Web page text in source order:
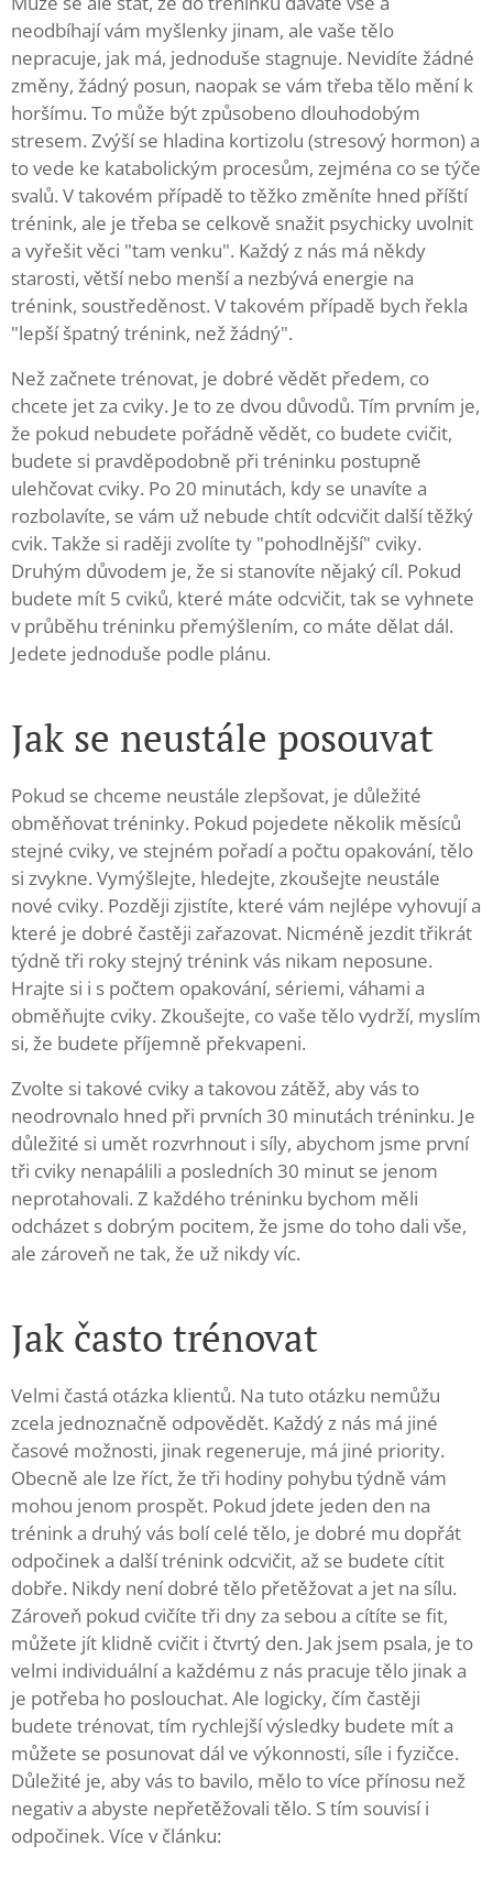
neodbíhají vám myšlenky jinam, ale vaše tělo
nepracuje, jak má, jednoduše stagnuje. Nevidíte žádné
změny, žádný posun, naopak se vám třeba tělo mění k
horšímu. To může být způsobeno dlouhodobým
stresem. Zvýší se hladina kortizolu (stresový hormon) a
to vede ke katabolickým procesům, zejména co se týče
svalů. V takovém případě to těžko změníte hned příští
trénink, ale je třeba se celkově snažit psychicky uvolnit
a vyřešit věci "tam venku". Každý z nás má někdy
starosti, větší nebo menší a nezbývá energie na
trénink, soustředěnost. V takovém případě bych řekla
"lepší špatný trénink, než žádný".
Než začnete trénovat, je dobré vědět předem, co
chcete jet za cviky. Je to ze dvou důvodů. Tím prvním je,
že pokud nebudete pořádně vědět, co budete cvičit,
budete si pravděpodobně při tréninku postupně
ulehčovat cviky. Po 20 minutách, kdy se unavíte a
rozbolavíte, se vám už nebude chtít odcvičit další těžký
cvik. Takže si raději zvolíte ty "pohodlnější" cviky.
Druhým důvodem je, že si stanovíte nějaký cíl. Pokud
budete mít 5 cviků, které máte odcvičit, tak se vyhnete
v průběhu tréninku přemýšlením, co máte dělat dál.
Jedete jednoduše podle plánu.
Jak se neustále posouvat
Pokud se chceme neustále zlepšovat, je důležité
obměňovat tréninky. Pokud pojedete několik měsíců
stejné cviky, ve stejném pořadí a počtu opakování, tělo
si zvykne. Vymýšlejte, hledejte, zkoušejte neustále
nové cviky. Později zjistíte, které vám nejlépe vyhovují a
které je dobré častěji zařazovat. Nicméně jezdit třikrát
týdně tři roky stejný trénink vás nikam neposune.
Hrajte si i s počtem opakování, sériemi, váhami a
obměňujte cviky. Zkoušejte, co vaše tělo vydrží, myslím
si, že budete příjemně překvapeni.
Zvolte si takové cviky a takovou zátěž, aby vás to
neodrovnalo hned při prvních 30 minutách tréninku. Je
důležité si umět rozvrhnout i síly, abychom jsme první
tři cviky nenapálili a posledních 30 minut se jenom
neprotahovali. Z každého tréninku bychom měli
odcházet s dobrým pocitem, že jsme do toho dali vše,
ale zároveň ne tak, že už nikdy víc.
Jak často trénovat
Velmi častá otázka klientů. Na tuto otázku nemůžu
zcela jednoznačně odpovědět. Každý z nás má jiné
časové možnosti, jinak regeneruje, má jiné priority.
Obecně ale lze říct, že tři hodiny pohybu týdně vám
mohou jenom prospět. Pokud jdete jeden den na
trénink a druhý vás bolí celé tělo, je dobré mu dopřát
odpočinek a další trénink odcvičit, až se budete cítit
dobře. Nikdy není dobré tělo přetěžovat a jet na sílu.
Zároveň pokud cvičíte tři dny za sebou a cítíte se fit,
můžete jít klidně cvičit i čtvrtý den. Jak jsem psala, je to
velmi individuální a každému z nás pracuje tělo jinak a
je potřeba ho poslouchat. Ale logicky, čím častěji
budete trénovat, tím rychlejší výsledky budete mít a
můžete se posunovat dál ve výkonnosti, síle i fyzičce.
Důležité je, aby vás to bavilo, mělo to více přínosu než
negativ a abyste nepřetěžovali tělo. S tím souvisí i
odpočinek. Více v článku: